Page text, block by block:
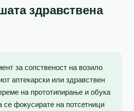
здравствена
за сопственост на возило
аптекарски или здравствен
на прототипирање и обука
фокусирате на потсетници